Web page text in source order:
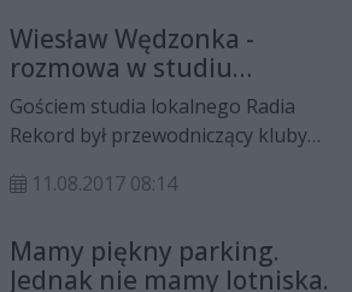
obejrzenia specjalnego 50 odcinka
programu.
Wiesław Wędzonka -
rozmowa w studiu
lokalnym Radia Rekord
Gościem studia lokalnego Radia
Rekord był przewodniczący kluby
Wiesław Wędzonka. Rozmawiał
11.08.2017 08:14
Mamy piękny parking.
Jednak nie mamy lotniska.